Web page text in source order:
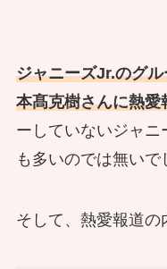
ジャニーズJr.のグ
本髙克樹さんに熱愛
ーしていないジャ
も多いのでは無いで
そして、熱愛報道の